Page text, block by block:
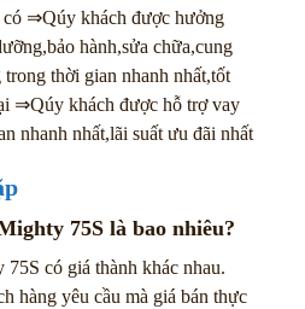
⇒Qúy khách được hưởng
hành,sửa chữa,cung
thời gian nhanh nhất,tốt
⇒Qúy khách được hỗ trợ vay
nhanh nhất,lãi suất ưu đãi nhất
75S là bao nhiêu?
có giá thành khác nhau.
hàng yêu cầu mà giá bán thực